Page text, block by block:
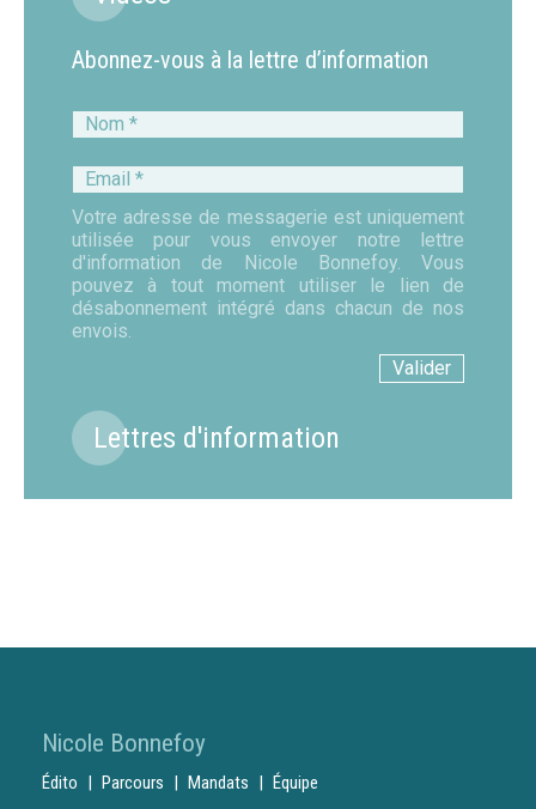
Abonnez-vous à la lettre d’information
Nom
Email
Votre adresse de messagerie est uniquement
utilisée pour vous envoyer notre lettre
d'information de Nicole Bonnefoy. Vous
pouvez à tout moment utiliser le lien de
désabonnement intégré dans chacun de nos
envois.
Lettres d'information
Nicole Bonnefoy
Édito Parcours Mandats Équipe